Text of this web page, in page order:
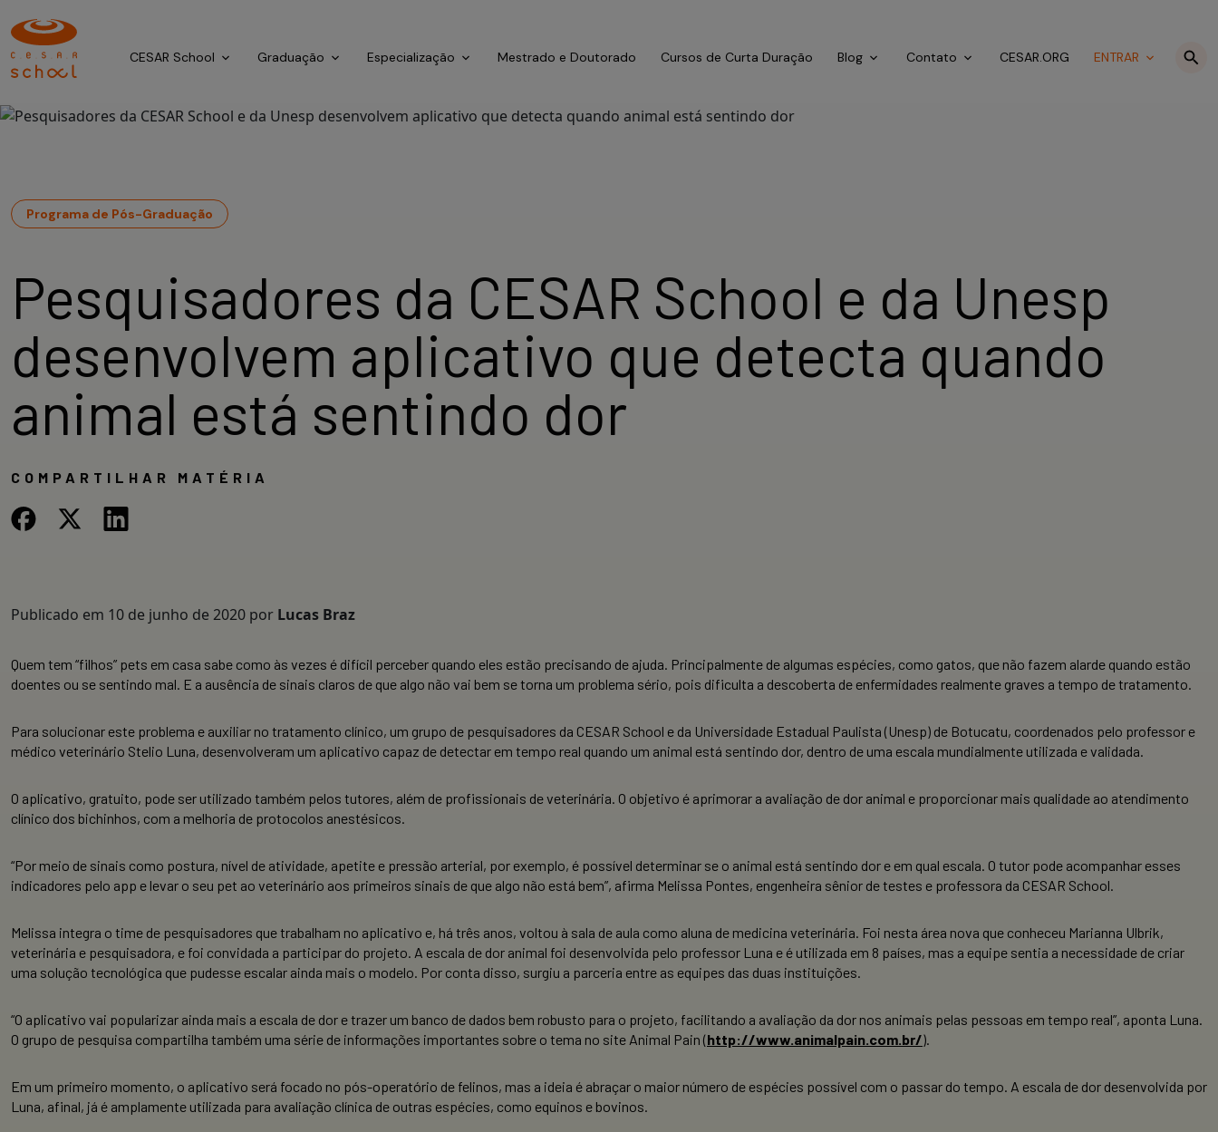
CESAR School Graduação Especialização Mestrado e Doutorado Cursos de Curta Duração Blog Contato CESAR.ORG ENTRAR
Programa de Pós-Graduação
Pesquisadores da CESAR School e da Unesp
desenvolvem aplicativo que detecta quando
animal está sentindo dor
COMPARTILHAR MATÉRIA
Publicado em 10 de junho de 2020 por Lucas Braz
Quem tem “filhos” pets em casa sabe como às vezes é difícil perceber quando eles estão precisando de ajuda. Principalmente de algumas espécies, como gatos, que não fazem alarde quando estão
doentes ou se sentindo mal. E a ausência de sinais claros de que algo não vai bem se torna um problema sério, pois dificulta a descoberta de enfermidades realmente graves a tempo de tratamento.
Para solucionar este problema e auxiliar no tratamento clínico, um grupo de pesquisadores da CESAR School e da Universidade Estadual Paulista (Unesp) de Botucatu, coordenados pelo professor e
médico veterinário Stelio Luna, desenvolveram um aplicativo capaz de detectar em tempo real quando um animal está sentindo dor, dentro de uma escala mundialmente utilizada e validada.
O aplicativo, gratuito, pode ser utilizado também pelos tutores, além de profissionais de veterinária. O objetivo é aprimorar a avaliação de dor animal e proporcionar mais qualidade ao atendimento
clínico dos bichinhos, com a melhoria de protocolos anestésicos.
“Por meio de sinais como postura, nível de atividade, apetite e pressão arterial, por exemplo, é possível determinar se o animal está sentindo dor e em qual escala. O tutor pode acompanhar esses
indicadores pelo app e levar o seu pet ao veterinário aos primeiros sinais de que algo não está bem”, afirma Melissa Pontes, engenheira sênior de testes e professora da CESAR School.
Melissa integra o time de pesquisadores que trabalham no aplicativo e, há três anos, voltou à sala de aula como aluna de medicina veterinária. Foi nesta área nova que conheceu Marianna Ulbrik,
veterinária e pesquisadora, e foi convidada a participar do projeto. A escala de dor animal foi desenvolvida pelo professor Luna e é utilizada em 8 países, mas a equipe sentia a necessidade de criar
uma solução tecnológica que pudesse escalar ainda mais o modelo. Por conta disso, surgiu a parceria entre as equipes das duas instituições.
“O aplicativo vai popularizar ainda mais a escala de dor e trazer um banco de dados bem robusto para o projeto, facilitando a avaliação da dor nos animais pelas pessoas em tempo real”, aponta Luna.
O grupo de pesquisa compartilha também uma série de informações importantes sobre o tema no site Animal Pain (http://www.animalpain.com.br/).
Em um primeiro momento, o aplicativo será focado no pós-operatório de felinos, mas a ideia é abraçar o maior número de espécies possível com o passar do tempo. A escala de dor desenvolvida por
Luna, afinal, já é amplamente utilizada para avaliação clínica de outras espécies, como equinos e bovinos.